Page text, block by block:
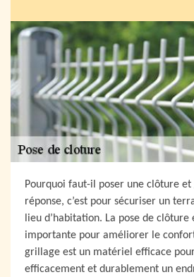
Pourquoi faut-il poser une clôture et
réponse, c’est pour sécuriser un
lieu d’habitation. La pose de
importante pour améliorer le
grillage est un matériel efficace
efficacement et durablement un